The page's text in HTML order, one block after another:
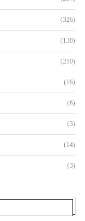
(326)
(138)
(210)
(16)
(6)
(3)
(14)
(3)